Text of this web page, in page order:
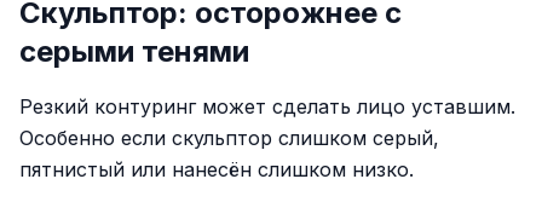
Скульптор: осторожнее с
серыми тенями
Резкий контуринг может сделать лицо уставшим.
Особенно если скульптор слишком серый,
пятнистый или нанесён слишком низко.